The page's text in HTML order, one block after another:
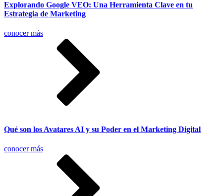
Explorando Google VEO: Una Herramienta Clave en tu
Estrategia de Marketing
conocer más
Qué son los Avatares AI y su Poder en el Marketing Digital
conocer más